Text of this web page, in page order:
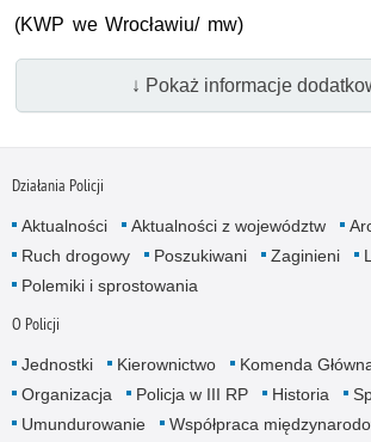
(KWP we Wrocławiu/ mw)
↓ Pokaż informacje
Działania Policji
Aktualności Aktualności z województw
Ruch drogowy
Poszukiwani Zaginieni
Polemiki i sprostowania
O Policji
Jednostki Kierownictwo
Komenda
Organizacja
Policja w III RP Historia
Umundurowanie
Współpraca